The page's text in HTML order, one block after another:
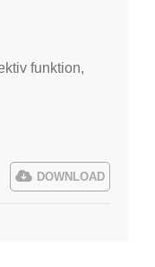
funktion,
DOWNLOAD